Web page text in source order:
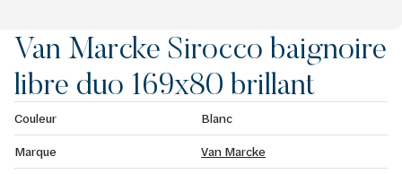
Van Marcke Sirocco baignoire
libre duo 169x80 brillant
Couleur
Blanc
Marque
Van Marcke